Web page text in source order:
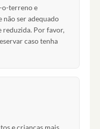
o-terreno e
não ser adequado
Por favor,
caso tenha
e crianças mais